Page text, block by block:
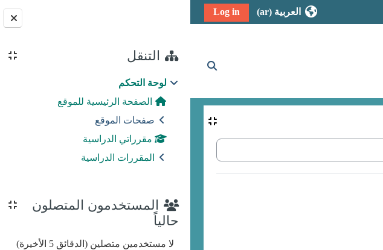
الكتلالتنقل
لوحة التحكم
الصفحة الرئيسية للموقع
صفحات الموقع
مقرراتي الدراسية
المقررات الدراسية
المستخدمون المتصلون
حالياً
لا مستخدمين متصلين (الدقائق 5 الأخيرة)
العربية ‎(ar)‎ Log in
تبديل إدخال البحث